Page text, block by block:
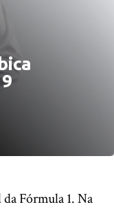
Fórmula 1. Na